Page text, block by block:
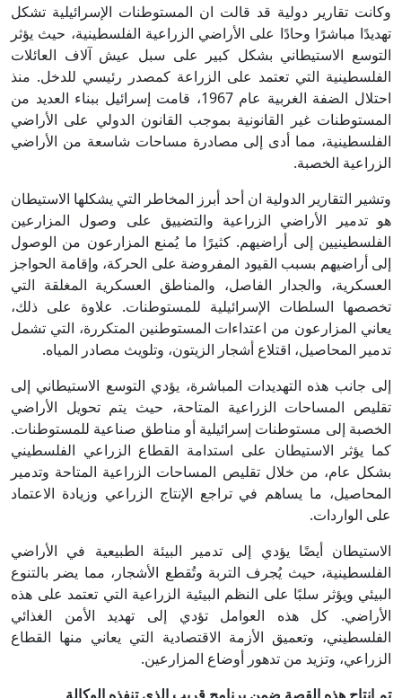
وكانت تقارير دولية قد قالت ان المستوطنات الإسرائيلية تشكل
تهديدًا مباشرًا وحادًا على الأراضي الزراعية الفلسطينية، حيث يؤثر
التوسع الاستيطاني بشكل كبير على سبل عيش آلاف العائلات
الفلسطينية التي تعتمد على الزراعة كمصدر رئيسي للدخل. منذ
احتلال الضفة الغربية عام 1967، قامت إسرائيل ببناء العديد من
المستوطنات غير القانونية بموجب القانون الدولي على الأراضي
الفلسطينية، مما أدى إلى مصادرة مساحات شاسعة من الأراضي
الزراعية الخصبة.
وتشير التقارير الدولية ان أحد أبرز المخاطر التي يشكلها الاستيطان
هو تدمير الأراضي الزراعية والتضييق على وصول المزارعين
الفلسطينيين إلى أراضيهم. كثيرًا ما يُمنع المزارعون من الوصول
إلى أراضيهم بسبب القيود المفروضة على الحركة، وإقامة الحواجز
العسكرية، والجدار الفاصل، والمناطق العسكرية المغلقة التي
تخصصها السلطات الإسرائيلية للمستوطنات. علاوة على ذلك،
يعاني المزارعون من اعتداءات المستوطنين المتكررة، التي تشمل
تدمير المحاصيل، اقتلاع أشجار الزيتون، وتلويث مصادر المياه.
إلى جانب هذه التهديدات المباشرة، يؤدي التوسع الاستيطاني إلى
تقليص المساحات الزراعية المتاحة، حيث يتم تحويل الأراضي
الخصبة إلى مستوطنات إسرائيلية أو مناطق صناعية للمستوطنات.
كما يؤثر الاستيطان على استدامة القطاع الزراعي الفلسطيني
بشكل عام، من خلال تقليص المساحات الزراعية المتاحة وتدمير
المحاصيل، ما يساهم في تراجع الإنتاج الزراعي وزيادة الاعتماد
على الواردات.
الاستيطان أيضًا يؤدي إلى تدمير البيئة الطبيعية في الأراضي
الفلسطينية، حيث يُجرف التربة وتُقطع الأشجار، مما يضر بالتنوع
البيئي ويؤثر سلبًا على النظم البيئية الزراعية التي تعتمد على هذه
الأراضي. كل هذه العوامل تؤدي إلى تهديد الأمن الغذائي
الفلسطيني، وتعميق الأزمة الاقتصادية التي يعاني منها القطاع
الزراعي، وتزيد من تدهور أوضاع المزارعين.